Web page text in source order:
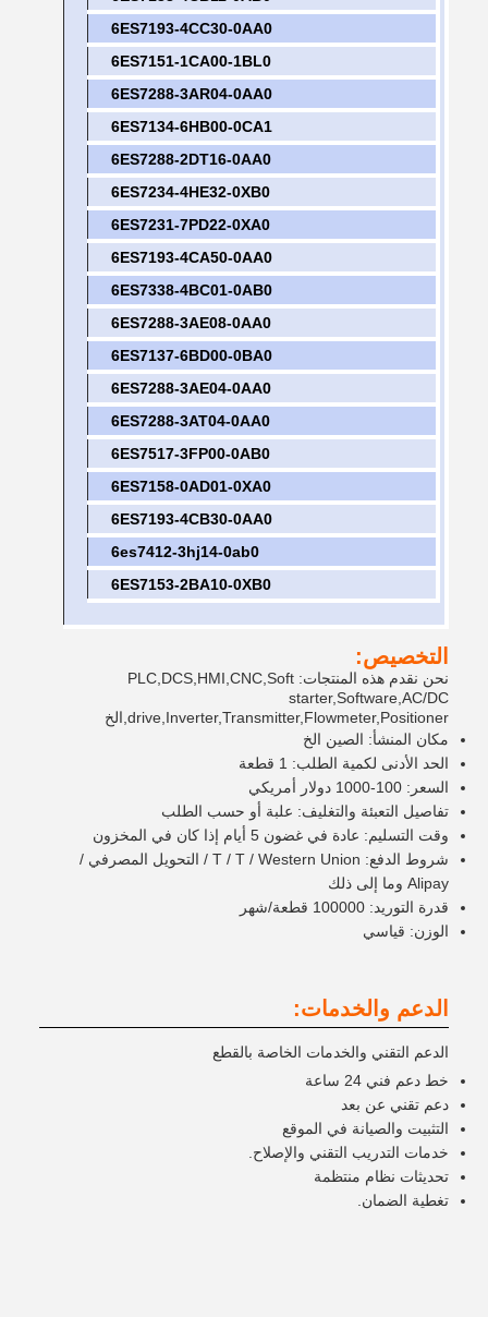
6ES7193-4CC30-0AA0
6ES7151-1CA00-1BL0
6ES7288-3AR04-0AA0
6ES7134-6HB00-0CA1
6ES7288-2DT16-0AA0
6ES7234-4HE32-0XB0
6ES7231-7PD22-0XA0
6ES7193-4CA50-0AA0
6ES7338-4BC01-0AB0
6ES7288-3AE08-0AA0
6ES7137-6BD00-0BA0
6ES7288-3AE04-0AA0
6ES7288-3AT04-0AA0
6ES7517-3FP00-0AB0
6ES7158-0AD01-0XA0
6ES7193-4CB30-0AA0
6es7412-3hj14-0ab0
6ES7153-2BA10-0XB0
التخصيص:
نحن نقدم هذه المنتجات: PLC,DCS,HMI,CNC,Soft
starter,Software,AC/DC
drive,Inverter,Transmitter,Flowmeter,Positioner,الخ
مكان المنشأ: الصين الخ
الحد الأدنى لكمية الطلب: 1 قطعة
السعر: 100-1000 دولار أمريكي
تفاصيل التعبئة والتغليف: علبة أو حسب الطلب
وقت التسليم: عادة في غضون 5 أيام إذا كان في المخزون
شروط الدفع: T / T / Western Union / التحويل المصرفي /
Alipay وما إلى ذلك
قدرة التوريد: 100000 قطعة/شهر
الوزن: قياسي
الدعم والخدمات:
الدعم التقني والخدمات الخاصة بالقطع
خط دعم فني 24 ساعة
دعم تقني عن بعد
التثبيت والصيانة في الموقع
خدمات التدريب التقني والإصلاح.
تحديثات نظام منتظمة
تغطية الضمان.